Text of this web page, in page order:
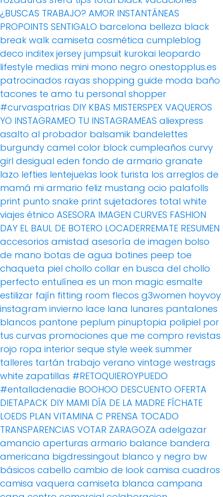
¿BUSCAS TRABAJO? AMOR INSTANTÁNEAS
PROPOINTS SENTIGALO barcelona belleza black
break walk camiseta cosmética cumpleblog
deco inditex jersey jumpsuit kurokai leopardo
lifestyle medias mini mono negro onestopplus.es
patrocinados rayas shopping guide moda baño
tacones te amo tu personal shopper
#curvaspatrias DIY KBAS MISTERSPEX VAQUEROS
YO INSTAGRAMEO TU INSTAGRAMEAS aliexpress
asalto al probador balsamik bandelettes
burgundy camel color block cumpleaños curvy
girl desigual eden fondo de armario granate
lazo lefties lentejuelas look turista los arreglos de
mamá mi armario feliz mustang ocio palafolls
print punto snake print sujetadores total white
viajes étnico ASESORA IMAGEN CURVES FASHION
DAY EL BAUL DE BOTERO LOCADERREMATE RESUMEN
accesorios amistad asesoría de imagen bolso
de mano botas de agua botines peep toe
chaqueta piel chollo collar en busca del chollo
perfecto entulínea es un mon magic esmalte
estilizar fajín fitting room flecos g3women hoyvoy
instagram invierno lace lana lunares pantalones
blancos pantone peplum pinuptopia polipiel por
tus curvas promociones que me compro revistas
rojo ropa interior seque style week summer
talleres tartán trabajo verano vintage westrags
white zapatillas #RETOQUIEROYPUEDO
#entalladenadie BOOHOO DESCUENTO OFERTA
DIETAPACK DIY MAMI DÍA DE LA MADRE FÍCHATE
LOEDS PLAN VITAMINA C PRENSA TOCADO
TRANSPARENCIAS VOTAR ZARAGOZA adelgazar
amancio aperturas armario balance bandera
americana bigdressingout blanco y negro bw
básicos cabello cambio de look camisa cuadros
camisa vaquera camiseta blanca campana